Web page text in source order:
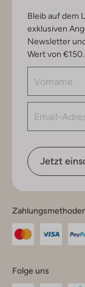
Bleib auf dem
exklusiven
Newsletter
Wert von €150.
Jetzt
Folge uns